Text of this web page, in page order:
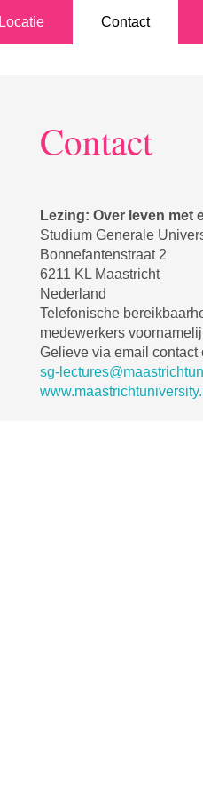
Locatie Contact
Contact
Lezing: Over leven met
Studium Generale
Bonnefantenstraat 2
6211 KL Maastricht
Nederland
Telefonische
medewerkers
Gelieve via email contact
sg-